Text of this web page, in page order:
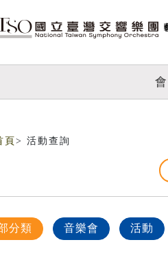
頁 > 活動查詢
分類 音樂會 活動